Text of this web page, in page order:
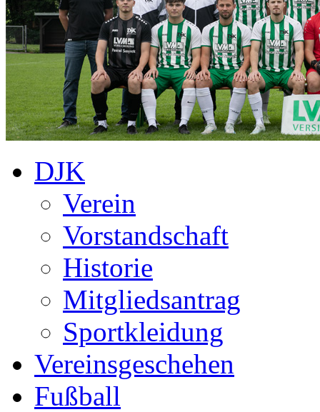
DJK
Verein
Vorstandschaft
Historie
Mitgliedsantrag
Sportkleidung
Vereinsgeschehen
Fußball